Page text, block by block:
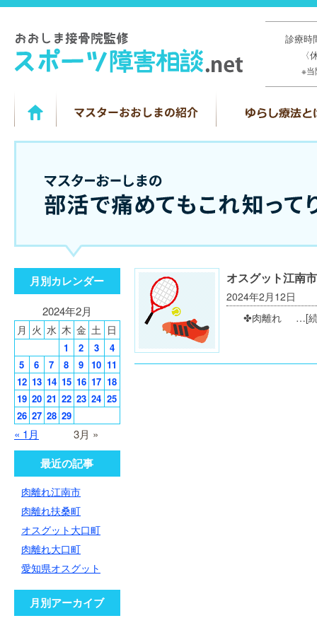
診療
※
オスグット江南市
2024年2月12日
✤肉離れ …[
月別カレンダー
2024年2月
月 火 水 木 金 土 日
« 1月 3月 »
1 2 3
4
5
6 7 8 9 10 11
12 13 14 15 16 17 18
19 20 21 22 23 24 25
26 27 28 29
最近の記事
肉離れ江南市
肉離れ扶桑町
オスグット大口町
肉離れ大口町
愛知県オスグット
月別アーカイブ